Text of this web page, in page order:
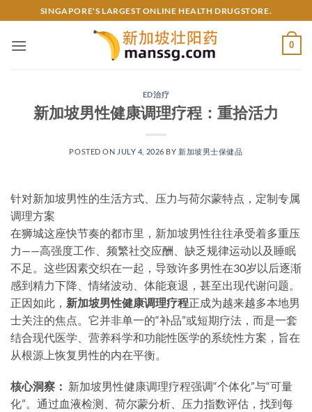
to
content
SINGAPORE'S LARGEST ONLINE HEALTH DRUGSTORE.
0
ED治疗
新加坡男性健康调理疗程：重拾活力
POSTED ON JULY 4, 2026 BY 新加坡男士保健品
针对新加坡男性的生活方式、压力与荷尔蒙特点，定制专属
调理方案
在狮城这座快节奏的都市里，新加坡男性往往承受着多重压
力——高强度工作、频繁社交应酬、缺乏规律运动以及睡眠
不足。这些因素交织在一起，导致许多男性在30岁以后逐渐
感到精力下降、情绪波动、体能衰退，甚至出现代谢问题。
正因如此， 新加坡男性健康调理疗程正成为越来越多本地男
士关注的焦点。它并非单一的“补品”或短期疗法，而是一套
结合现代医学、营养科学和功能性医学的系统性方案，旨在
从根源上恢复男性的内在平衡。
核心洞察： 新加坡男性健康调理疗程强调“个体化”与“可量
化”。通过血液检测、荷尔蒙分析、压力指数评估，找到每